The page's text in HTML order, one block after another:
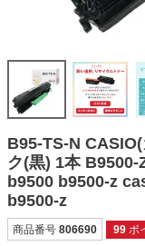
お客様の声
ご利用ガイド
よくある質問
お問い合わせ
会員専用商品
説明書ダウンロー
B95-TS-N
ク(黒) 1本
b9500 b9500-z
b9500-z
商品番号 806690 99 ポ